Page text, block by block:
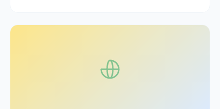
veren yayıncıların genel bir GDPR duruşundan farklı